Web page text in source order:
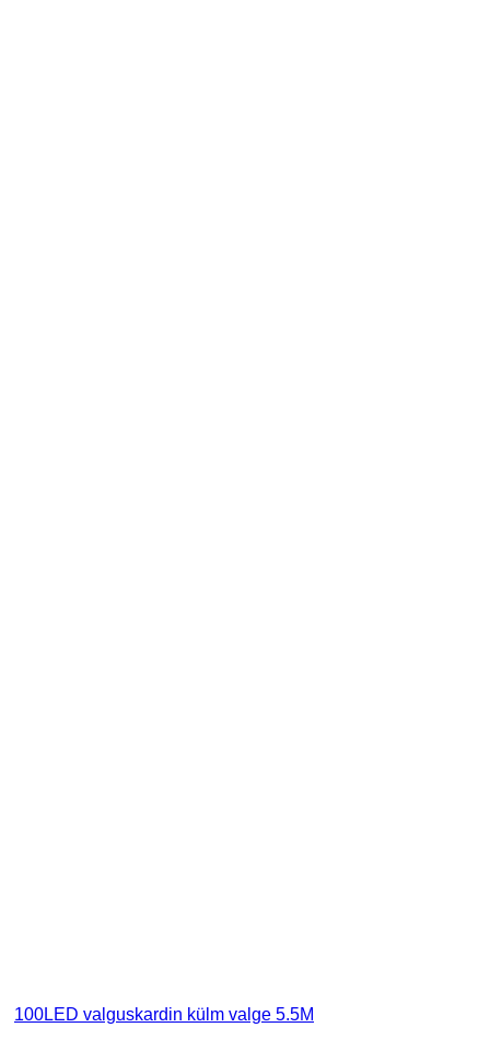
100LED valguskardin külm valge 5.5M